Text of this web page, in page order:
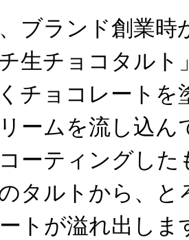
ブランド創業時
生チョコタルト
チョコレートを
ームを流し込ん
ーティングし
タルトから、
トが溢れ出しま